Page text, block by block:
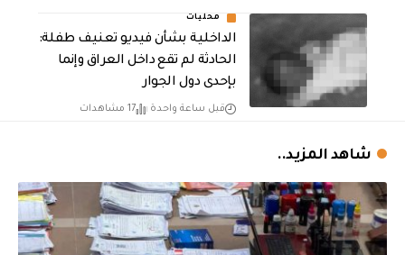
محليات
الداخلية بشأن فيديو تعنيف طفلة:
الحادثة لم تقع داخل العراق وإنما
بإحدى دول الجوار
قبل ساعة واحدة 17 مشاهدات
شاهد المزيد..